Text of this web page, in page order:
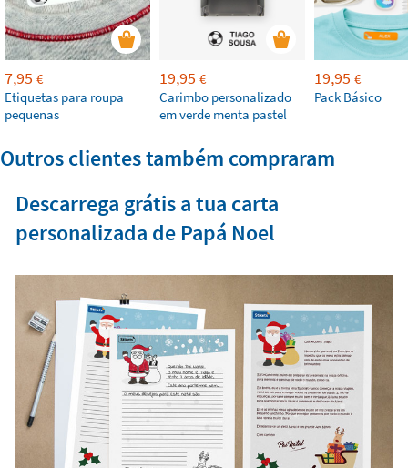
7,95 €
Etiquetas para roupa
pequenas
19,95 €
Carimbo personalizado
em verde menta pastel
19,95 €
Pack Básico
Outros clientes também compraram
Descarrega grátis a tua carta
personalizada de Papá Noel